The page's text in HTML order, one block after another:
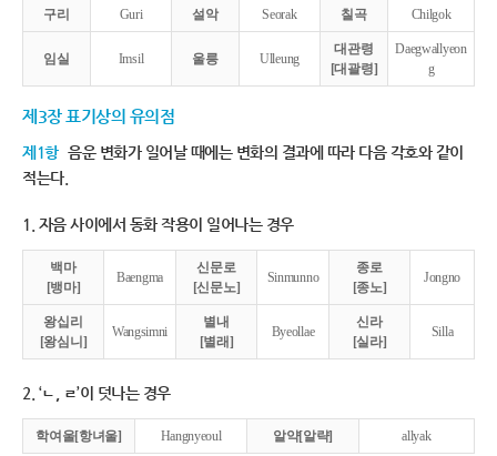
구리 Guri 설악 Seorak 칠곡 Chilgok
임실 Imsil 울릉 Ulleung
대관령
[대괄령]
Daegwallyeon
g
제3장 표기상의 유의점
제1항 음운 변화가 일어날 때에는 변화의 결과에 따라 다음 각호와 같이
적는다.
1. 자음 사이에서 동화 작용이 일어나는 경우
백마
[뱅마]
Baengma
신문로
[신문노]
Sinmunno
종로
[종노]
Jongno
왕십리
[왕심니]
Wangsimni
별내
[별래]
Byeollae
신라
[실라]
Silla
2. ‘ㄴ, ㄹ’이 덧나는 경우
학여울[항녀울] Hangnyeoul 알약[알략] allyak